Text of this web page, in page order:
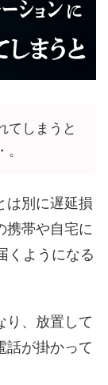
てしまうと
は別に遅延損
携帯や自宅に
くようになる
り、放置して
話が掛かって